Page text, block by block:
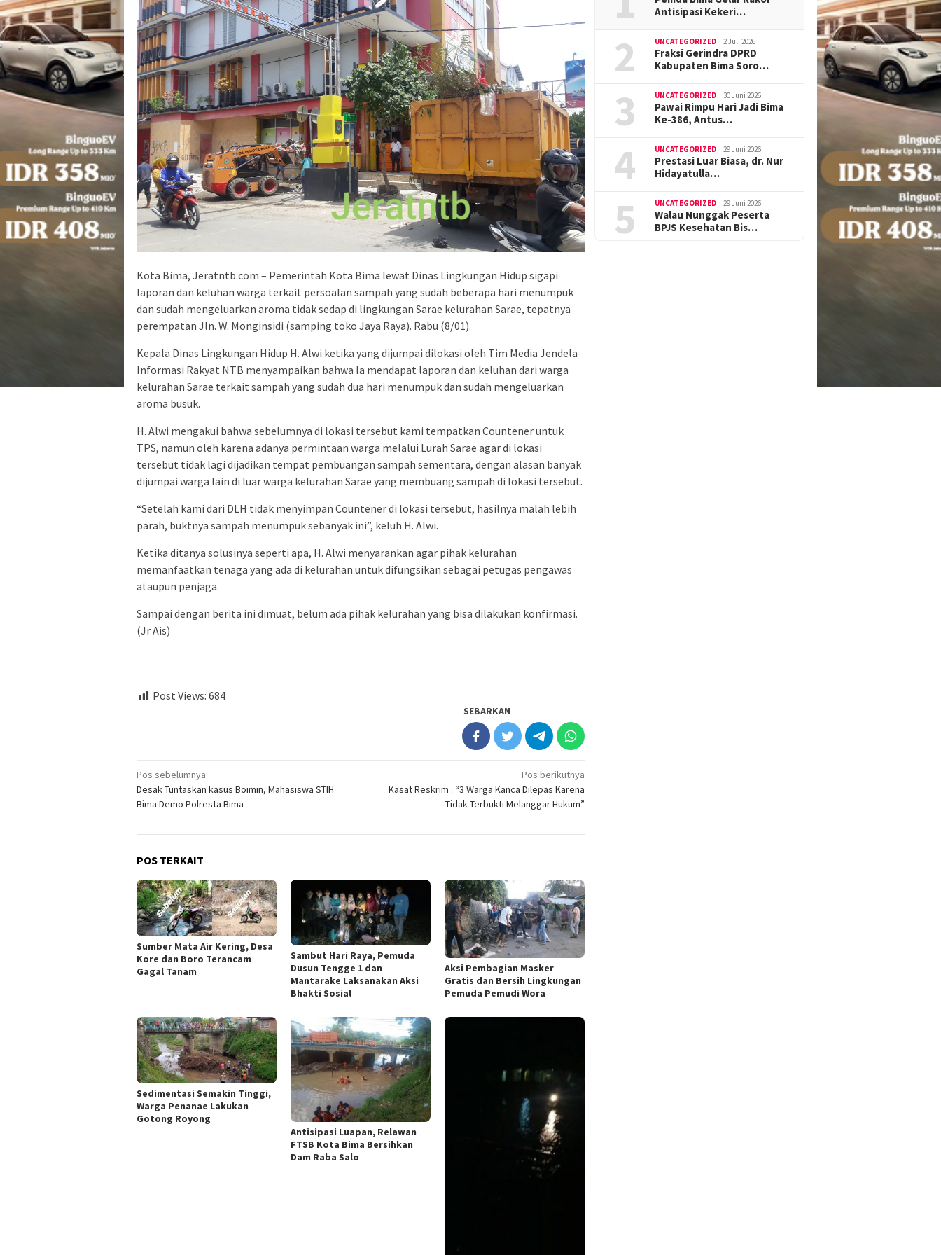
Kota Bima, Jeratntb.com – Pemerintah Kota Bima lewat Dinas Lingkungan Hidup sigapi
laporan dan keluhan warga terkait persoalan sampah yang sudah beberapa hari menumpuk
dan sudah mengeluarkan aroma tidak sedap di lingkungan Sarae kelurahan Sarae, tepatnya
perempatan Jln. W. Monginsidi (samping toko Jaya Raya). Rabu (8/01).
Kepala Dinas Lingkungan Hidup H. Alwi ketika yang dijumpai dilokasi oleh Tim Media Jendela
Informasi Rakyat NTB menyampaikan bahwa Ia mendapat laporan dan keluhan dari warga
kelurahan Sarae terkait sampah yang sudah dua hari menumpuk dan sudah mengeluarkan
aroma busuk.
H. Alwi mengakui bahwa sebelumnya di lokasi tersebut kami tempatkan Countener untuk
TPS, namun oleh karena adanya permintaan warga melalui Lurah Sarae agar di lokasi
tersebut tidak lagi dijadikan tempat pembuangan sampah sementara, dengan alasan banyak
dijumpai warga lain di luar warga kelurahan Sarae yang membuang sampah di lokasi tersebut.
“Setelah kami dari DLH tidak menyimpan Countener di lokasi tersebut, hasilnya malah lebih
parah, buktnya sampah menumpuk sebanyak ini”, keluh H. Alwi.
Ketika ditanya solusinya seperti apa, H. Alwi menyarankan agar pihak kelurahan
memanfaatkan tenaga yang ada di kelurahan untuk difungsikan sebagai petugas pengawas
ataupun penjaga.
Sampai dengan berita ini dimuat, belum ada pihak kelurahan yang bisa dilakukan konfirmasi.
(Jr Ais)
Post Views: 684
SEBARKAN
Navigasi
pos
Pos sebelumnya
Desak Tuntaskan kasus Boimin, Mahasiswa STIH
Bima Demo Polresta Bima
Pos berikutnya
Kasat Reskrim : “3 Warga Kanca Dilepas Karena
Tidak Terbukti Melanggar Hukum”
POS TERKAIT
Sumber Mata Air Kering, Desa
Kore dan Boro Terancam
Gagal Tanam
Sambut Hari Raya, Pemuda
Dusun Tengge 1 dan
Mantarake Laksanakan Aksi
Bhakti Sosial
Aksi Pembagian Masker
Gratis dan Bersih Lingkungan
Pemuda Pemudi Wora
Sedimentasi Semakin Tinggi,
Warga Penanae Lakukan
Gotong Royong
Antisipasi Luapan, Relawan
FTSB Kota Bima Bersihkan
Dam Raba Salo
Antisipasi Kekeri…
2 UNCATEGORIZED 2 Juli 2026
Fraksi Gerindra DPRD
Kabupaten Bima Soro…
3 UNCATEGORIZED 30 Juni 2026
Pawai Rimpu Hari Jadi Bima
Ke-386, Antus…
4 UNCATEGORIZED 29 Juni 2026
Prestasi Luar Biasa, dr. Nur
Hidayatulla…
5 UNCATEGORIZED 29 Juni 2026
Walau Nunggak Peserta
BPJS Kesehatan Bis…